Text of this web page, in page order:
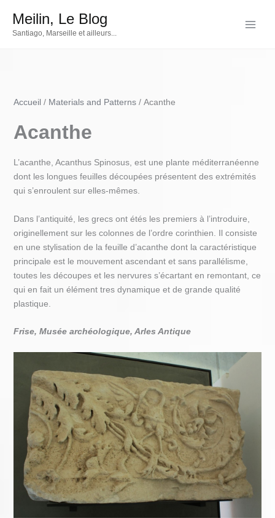
contenu
Meilin, Le Blog
Santiago, Marseille et ailleurs...
Accueil Materials and Patterns Acanthe
Acanthe
L’acanthe, Acanthus Spinosus, est une plante méditerranéenne
dont les longues feuilles découpées présentent des extrémités
qui s’enroulent sur elles-mêmes.
Dans l’antiquité, les grecs ont étés les premiers à l’introduire,
originellement sur les colonnes de l’ordre corinthien. Il consiste
en une stylisation de la feuille d’acanthe dont la caractéristique
principale est le mouvement ascendant et sans parallélisme,
toutes les découpes et les nervures s’écartant en remontant, ce
qui en fait un élément tres dynamique et de grande qualité
plastique.
Frise, Musée archéologique, Arles Antique